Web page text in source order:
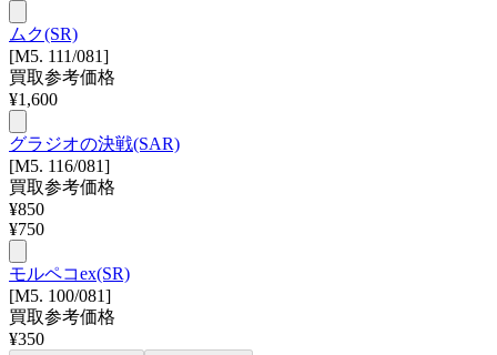
ムク(SR)
[M5. 111/081]
買取参考価格
¥1,600
グラジオの決戦(SAR)
[M5. 116/081]
買取参考価格
¥850
¥750
モルペコex(SR)
[M5. 100/081]
買取参考価格
¥350